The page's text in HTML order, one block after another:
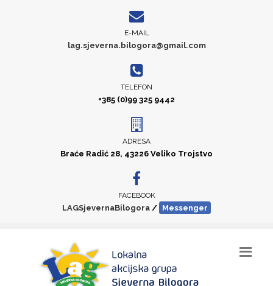
E-MAIL
lag.sjeverna.bilogora@gmail.com
TELEFON
+385 (0)99 325 9442
ADRESA
Braće Radić 28, 43226 Veliko Trojstvo
FACEBOOK
LAGSjevernaBilogora / Messenger